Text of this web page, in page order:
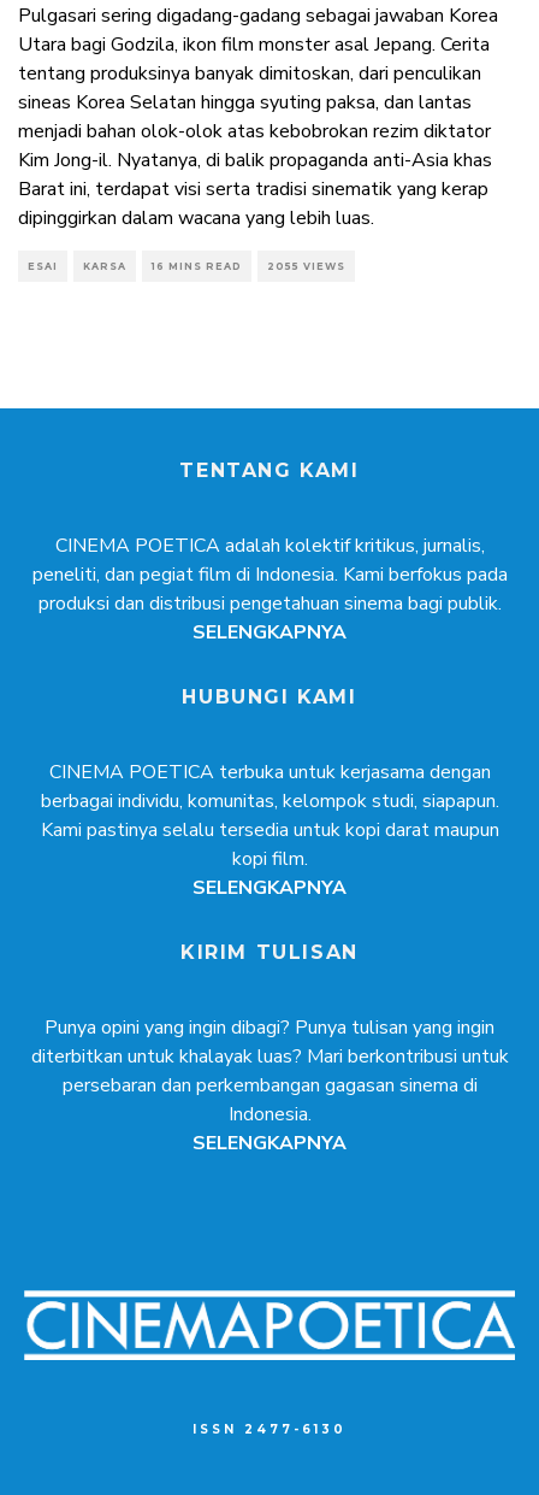
Pulgasari sering digadang-gadang sebagai jawaban Korea
Utara bagi Godzila, ikon film monster asal Jepang. Cerita
tentang produksinya banyak dimitoskan, dari penculikan
sineas Korea Selatan hingga syuting paksa, dan lantas
menjadi bahan olok-olok atas kebobrokan rezim diktator
Kim Jong-il. Nyatanya, di balik propaganda anti-Asia khas
Barat ini, terdapat visi serta tradisi sinematik yang kerap
dipinggirkan dalam wacana yang lebih luas.
ESAI KARSA 16 MINS READ 2055 VIEWS
TENTANG KAMI
CINEMA POETICA adalah kolektif kritikus, jurnalis,
peneliti, dan pegiat film di Indonesia. Kami berfokus pada
produksi dan distribusi pengetahuan sinema bagi publik.
SELENGKAPNYA
HUBUNGI KAMI
CINEMA POETICA terbuka untuk kerjasama dengan
berbagai individu, komunitas, kelompok studi, siapapun.
Kami pastinya selalu tersedia untuk kopi darat maupun
kopi film.
SELENGKAPNYA
KIRIM TULISAN
Punya opini yang ingin dibagi? Punya tulisan yang ingin
diterbitkan untuk khalayak luas? Mari berkontribusi untuk
persebaran dan perkembangan gagasan sinema di
Indonesia.
SELENGKAPNYA
ISSN 2477-6130